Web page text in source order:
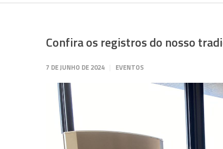
Confira os registros do nosso
7 DE JUNHO DE 2024 EVENTOS